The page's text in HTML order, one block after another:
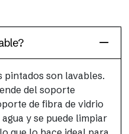
ducha y ambientes
pintados son lavables.
del soporte
de fibra de vidrio
y se puede limpiar